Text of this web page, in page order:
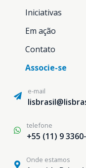
Iniciativas
Em ação
Contato
Associe-se
e-mail
telefone
+55 (11) 9
Onde estamos